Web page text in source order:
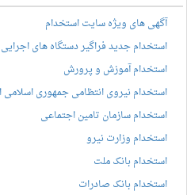
آگهی های ویژه سایت استخدام
استخدام جدید فراگیر دستگاه های اجرایی
استخدام آموزش و پرورش
استخدام نیروی انتظامی جمهوری اسلامی
استخدام سازمان تامین اجتماعی
استخدام وزارت نیرو
استخدام بانک ملت
استخدام بانک صادرات